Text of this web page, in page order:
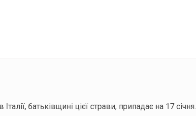
батьківщині цієї страви, припадає на 17 січня.